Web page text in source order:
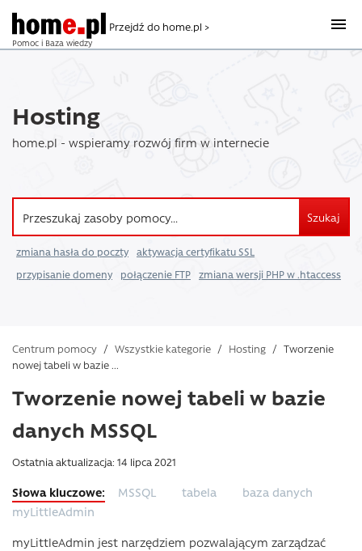
Pomoc i Baza wiedzy
Przejdź do home.pl >
Hosting
home.pl - wspieramy rozwój firm w internecie
Szukaj
zmiana hasła do poczty
aktywacja certyfikatu SSL
przypisanie domeny
połączenie FTP zmiana wersji PHP w .htaccess
Centrum pomocy / Wszystkie kategorie / Hosting / Tworzenie
nowej tabeli w bazie ...
Tworzenie nowej tabeli w bazie
danych MSSQL
Ostatnia aktualizacja: 14 lipca 2021
MSSQL tabela
baza danych
myLittleAdmin
myLittleAdmin jest narzędziem pozwalającym zarządzać